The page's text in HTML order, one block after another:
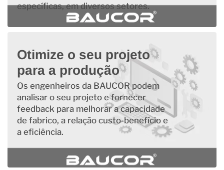
específicas, em diversos setores.
Otimize o seu projeto
para a produção
Os engenheiros da BAUCOR podem
analisar o seu projeto e fornecer
feedback para melhorar a capacidade
de fabrico, a relação custo-benefício e
a eficiência.